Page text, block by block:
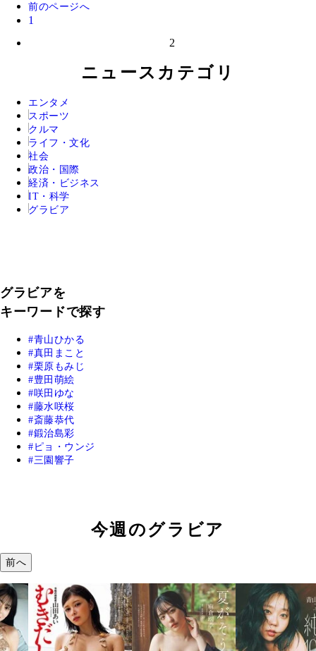
前のページへ
1
2
ニュースカテゴリ
エンタメ
スポーツ
クルマ
ライフ・文化
社会
政治・国際
経済・ビジネス
IT・科学
グラビア
グラビアを
キーワードで探す
青山ひかる
真田まこと
栗原もみじ
豊田萌絵
咲田ゆな
藤水咲桜
斎藤恭代
鍛治島彩
ピョ・ウンジ
三園響子
今週のグラビア
前へ